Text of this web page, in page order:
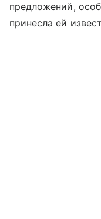
предложений,
принесла ей